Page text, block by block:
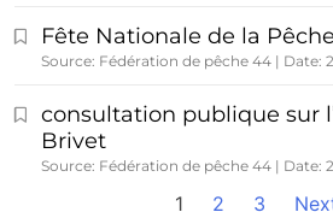
Fête Nationale de la
Source: Fédération de pêche 44 Date:
consultation publique sur
Brivet
Source: Fédération de pêche 44 Date:
1 2 3